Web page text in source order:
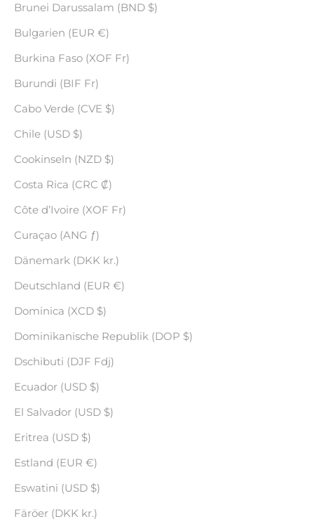
Brunei Darussalam (BND $)
Bulgarien (EUR €)
Burkina Faso (XOF Fr)
Burundi (BIF Fr)
Cabo Verde (CVE $)
Chile (USD $)
Cookinseln (NZD $)
Costa Rica (CRC ₡)
Côte d’Ivoire (XOF Fr)
Curaçao (ANG ƒ)
Dänemark (DKK kr.)
Deutschland (EUR €)
Dominica (XCD $)
Dominikanische Republik (DOP $)
Dschibuti (DJF Fdj)
Ecuador (USD $)
El Salvador (USD $)
Eritrea (USD $)
Estland (EUR €)
Eswatini (USD $)
Färöer (DKK kr.)